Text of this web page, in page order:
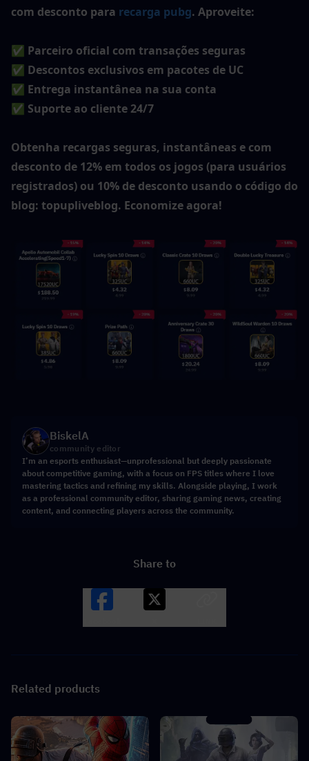
com desconto para recarga pubg. Aproveite:
✅ Parceiro oficial com transações seguras
✅ Descontos exclusivos em pacotes de UC
✅ Entrega instantânea na sua conta
✅ Suporte ao cliente 24/7
Obtenha recargas seguras, instantâneas e com
desconto de 12% em todos os jogos (para usuários
registrados) ou 10% de desconto usando o código do
blog: topupliveblog. Economize agora!
BiskelA
community editor
I’m an esports enthusiast—unprofessional but deeply passionate
about competitive gaming, with a focus on FPS titles where I love
mastering tactics and refining my skills. Alongside playing, I work
as a professional community editor, sharing gaming news, creating
content, and connecting players across the community.
Share to
Related products